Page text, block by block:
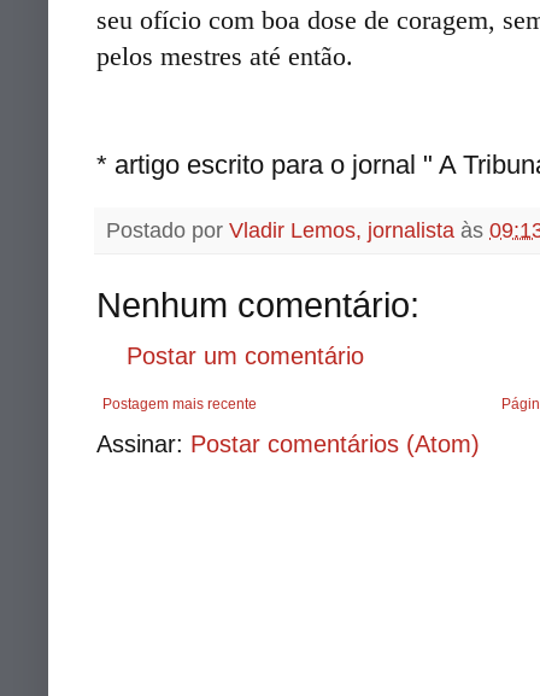
seu ofício com boa dose de coragem,
pelos mestres até então.
* artigo escrito para o jornal " A
Postado por Vladir Lemos, jornalista às
Nenhum comentário:
Postar um comentário
Postagem mais recente
Assinar: Postar comentários (Atom)